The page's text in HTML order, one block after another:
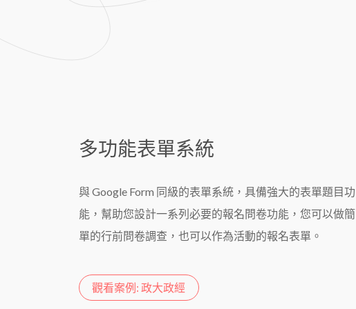
多功能表單系統
與 Google Form 同級的表單系統，具備強大的表單題目功
能，幫助您設計一系列必要的報名問卷功能，您可以做簡
單的行前問卷調查，也可以作為活動的報名表單。
觀看案例: 政大政經